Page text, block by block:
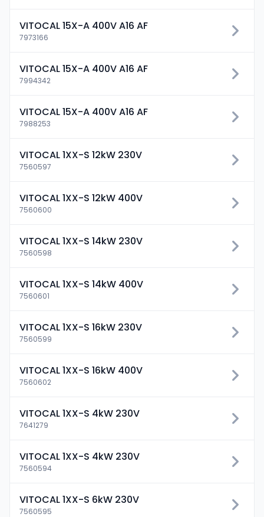
VITOCAL 15X-A 400V A16 AF
7973166
VITOCAL 15X-A 400V A16 AF
7994342
VITOCAL 15X-A 400V A16 AF
7988253
VITOCAL 1XX-S 12kW 230V
7560597
VITOCAL 1XX-S 12kW 400V
7560600
VITOCAL 1XX-S 14kW 230V
7560598
VITOCAL 1XX-S 14kW 400V
7560601
VITOCAL 1XX-S 16kW 230V
7560599
VITOCAL 1XX-S 16kW 400V
7560602
VITOCAL 1XX-S 4kW 230V
7641279
VITOCAL 1XX-S 4kW 230V
7560594
VITOCAL 1XX-S 6kW 230V
7560595